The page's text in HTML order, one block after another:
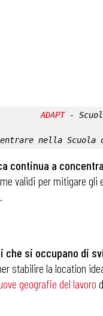
ADAPT -
nella Scuola
continua a
validi per mitigare
si occupano di
stabilire la location
geografie del lavoro